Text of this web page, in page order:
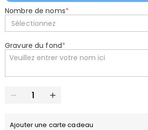
Nombre de noms*
Sélectionnez
Gravure du fond*
Ajouter une carte cadeau